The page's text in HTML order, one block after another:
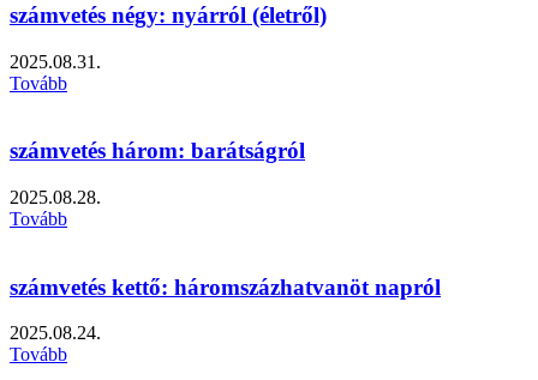
számvetés négy: nyárról (életről)
2025.08.31.
Tovább
számvetés három: barátságról
2025.08.28.
Tovább
számvetés kettő: háromszázhatvanöt napról
2025.08.24.
Tovább